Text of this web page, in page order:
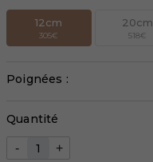
12cm
305€
20cm
518€
Poignées :
Quantité
- +